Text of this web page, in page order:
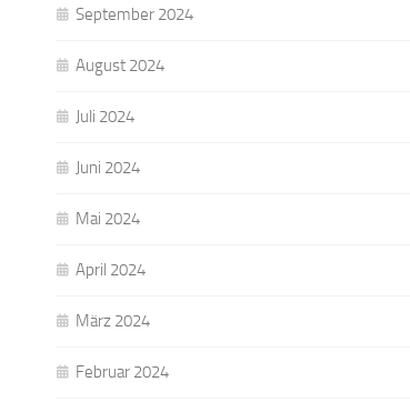
September 2024
August 2024
Juli 2024
Juni 2024
Mai 2024
April 2024
März 2024
Februar 2024